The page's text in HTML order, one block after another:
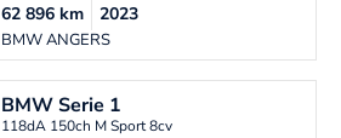
BMW ANGERS
62 896km 2023
BMWSerie 1
118dA 150ch M Sport 8cv